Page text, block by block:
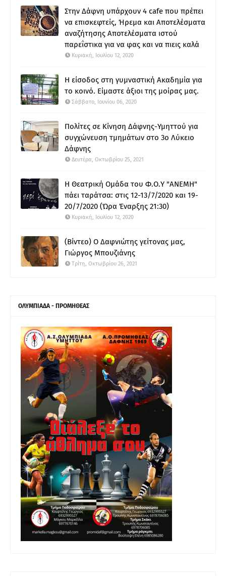
Στην Δάφνη υπάρχουν 4 cafe που πρέπει
να επισκεφτείς, Ήρεμα και Αποτελέσματα
αναζήτησης Αποτελέσματα ιστού
παρεΐστικα για να φας και να πιεις καλά
Κυριακή, Ιουλίου 12, 2020
Η είσοδος στη γυμναστική Ακαδημία για
το κοινό. Είμαστε άξιοι της μοίρας μας.
Σάββατο, Ιουνίου 06, 2020
Πολίτες σε Κίνηση Δάφνης-Υμηττού για
συγχώνευση τμημάτων στο 3ο Λύκειο
Δάφνης
Δευτέρα, Οκτωβρίου 25, 2021
Η Θεατρική Ομάδα του Φ.Ο.Υ "ΑΝΕΜΗ"
πάει ταράτσα: στις 12-13/7/2020 και 19-
20/7/2020 (Ώρα Έναρξης 21:30)
Κυριακή, Ιουλίου 12, 2020
(Βίντεο) Ο Δαφνιώτης γείτονας μας,
Γιώργος Μπουζιάνης
Τρίτη, Οκτωβρίου 26, 2021
ΟΛΥΜΠΙΑΔΑ - ΠΡΟΜΗΘΕΑΣ